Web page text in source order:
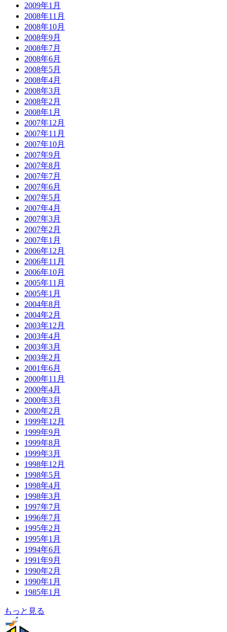
2009年1月
2008年11月
2008年10月
2008年9月
2008年7月
2008年6月
2008年5月
2008年4月
2008年3月
2008年2月
2008年1月
2007年12月
2007年11月
2007年10月
2007年9月
2007年8月
2007年7月
2007年6月
2007年5月
2007年4月
2007年3月
2007年2月
2007年1月
2006年12月
2006年11月
2006年10月
2005年11月
2005年1月
2004年8月
2004年2月
2003年12月
2003年4月
2003年3月
2003年2月
2001年6月
2000年11月
2000年4月
2000年3月
2000年2月
1999年12月
1999年9月
1999年8月
1999年3月
1998年12月
1998年5月
1998年4月
1998年3月
1997年7月
1996年7月
1995年2月
1995年1月
1994年6月
1991年9月
1990年2月
1990年1月
1985年1月
もっと見る